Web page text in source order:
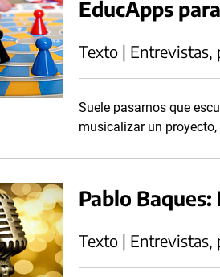
EducApps
Texto | Entrevistas,
Suele pasarnos que
musicalizar un
Pablo
Texto | Entrevistas,